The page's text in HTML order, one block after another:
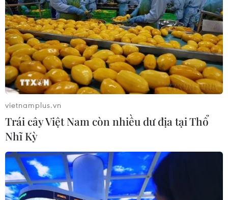
vietnamplus.vn
Trái cây Việt Nam còn nhiều dư địa tại Thổ
Nhĩ Kỳ